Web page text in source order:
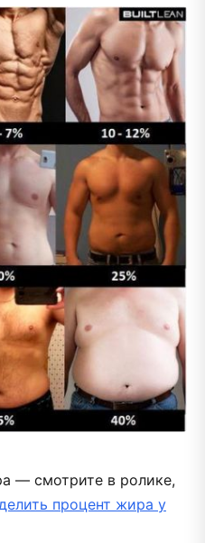
— смотрите в ролике,
процент жира у